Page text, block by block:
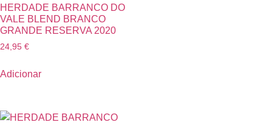
HERDADE BARRANCO DO
VALE BLEND BRANCO
GRANDE RESERVA 2020
24,95 €
Adicionar